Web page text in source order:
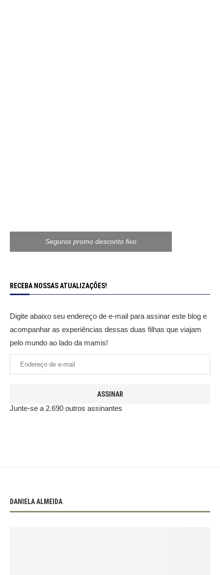
Seguros promo desconto fixo
RECEBA NOSSAS ATUALIZAÇÕES!
Digite abaixo seu endereço de e-mail para assinar este blog e
acompanhar as experiências dessas duas filhas que viajam
pelo mundo ao lado da mamis!
ASSINAR
Junte-se a 2.690 outros assinantes
DANIELA ALMEIDA